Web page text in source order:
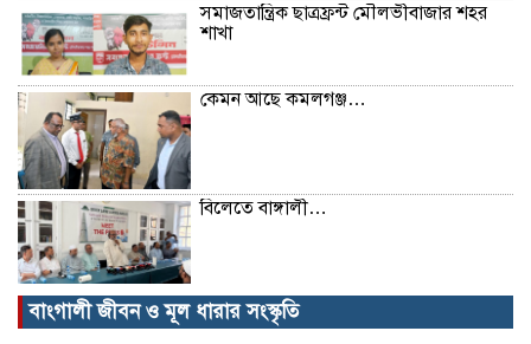
সমাজতান্ত্রিক ছাত্রফ্রন্ট মৌলভীবাজার শহর
শাখা
কেমন আছে কমলগঞ্জ…
বিলেতে বাঙ্গালী…
বিক্ষোভ, গ্রেপ্তার, অজগর, সেগুনকাঠ আর
বাংগালী জীবন ও মূল ধারার সংস্কৃতি